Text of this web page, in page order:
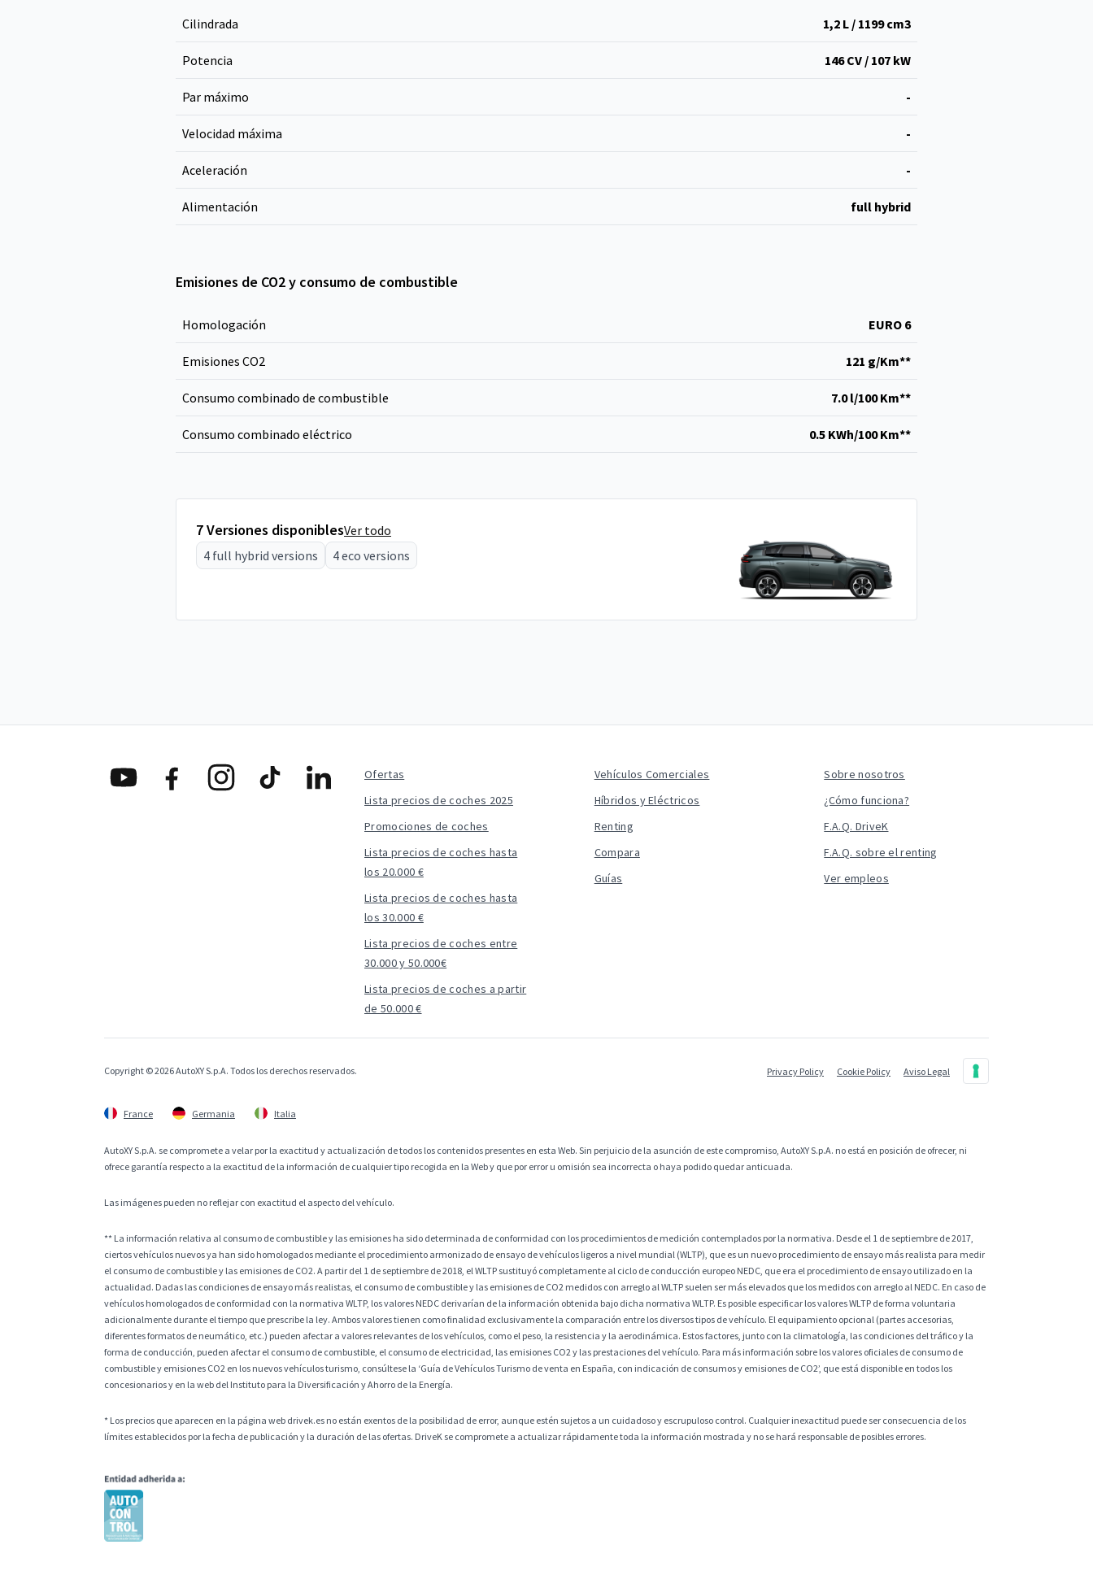
Cilindrada 1,2 L / 1199 cm3
Potencia 146 CV / 107 kW
Par máximo -
Velocidad máxima -
Aceleración -
Alimentación full hybrid
Emisiones de CO2 y consumo de combustible
Homologación EURO 6
Emisiones CO2 121 g/Km**
Consumo combinado de combustible 7.0 l/100 Km**
Consumo combinado eléctrico 0.5 KWh/100 Km**
7 Versiones disponiblesVer todo
4 full hybrid versions
4 eco versions
Ofertas
Lista precios de coches 2025
Promociones de coches
Lista precios de coches hasta
los 20.000 €
Lista precios de coches hasta
los 30.000 €
Lista precios de coches entre
30.000 y 50.000€
Lista precios de coches a partir
de 50.000 €
Vehículos Comerciales
Híbridos y Eléctricos
Renting
Compara
Guías
Sobre nosotros
¿Cómo funciona?
F.A.Q. DriveK
F.A.Q. sobre el renting
Ver empleos
Copyright © 2026 AutoXY S.p.A. Todos los derechos reservados. Privacy Policy Cookie Policy Aviso Legal
France Germania Italia
AutoXY S.p.A. se compromete a velar por la exactitud y actualización de todos los contenidos presentes en esta Web. Sin perjuicio de la asunción de este compromiso, AutoXY S.p.A. no está en posición de ofrecer, ni
ofrece garantía respecto a la exactitud de la información de cualquier tipo recogida en la Web y que por error u omisión sea incorrecta o haya podido quedar anticuada.
Las imágenes pueden no reflejar con exactitud el aspecto del vehículo.
** La información relativa al consumo de combustible y las emisiones ha sido determinada de conformidad con los procedimientos de medición contemplados por la normativa. Desde el 1 de septiembre de 2017,
ciertos vehículos nuevos ya han sido homologados mediante el procedimiento armonizado de ensayo de vehículos ligeros a nivel mundial (WLTP), que es un nuevo procedimiento de ensayo más realista para medir
el consumo de combustible y las emisiones de CO2. A partir del 1 de septiembre de 2018, el WLTP sustituyó completamente al ciclo de conducción europeo NEDC, que era el procedimiento de ensayo utilizado en la
actualidad. Dadas las condiciones de ensayo más realistas, el consumo de combustible y las emisiones de CO2 medidos con arreglo al WLTP suelen ser más elevados que los medidos con arreglo al NEDC. En caso de
vehículos homologados de conformidad con la normativa WLTP, los valores NEDC derivarían de la información obtenida bajo dicha normativa WLTP. Es posible especificar los valores WLTP de forma voluntaria
adicionalmente durante el tiempo que prescribe la ley. Ambos valores tienen como finalidad exclusivamente la comparación entre los diversos tipos de vehículo. El equipamiento opcional (partes accesorias,
diferentes formatos de neumático, etc.) pueden afectar a valores relevantes de los vehículos, como el peso, la resistencia y la aerodinámica. Estos factores, junto con la climatología, las condiciones del tráfico y la
forma de conducción, pueden afectar el consumo de combustible, el consumo de electricidad, las emisiones CO2 y las prestaciones del vehículo. Para más información sobre los valores oficiales de consumo de
combustible y emisiones CO2 en los nuevos vehículos turismo, consúltese la ‘Guía de Vehículos Turismo de venta en España, con indicación de consumos y emisiones de CO2’, que está disponible en todos los
concesionarios y en la web del Instituto para la Diversificación y Ahorro de la Energía.
* Los precios que aparecen en la página web drivek.es no están exentos de la posibilidad de error, aunque estén sujetos a un cuidadoso y escrupuloso control. Cualquier inexactitud puede ser consecuencia de los
límites establecidos por la fecha de publicación y la duración de las ofertas. DriveK se compromete a actualizar rápidamente toda la información mostrada y no se hará responsable de posibles errores.